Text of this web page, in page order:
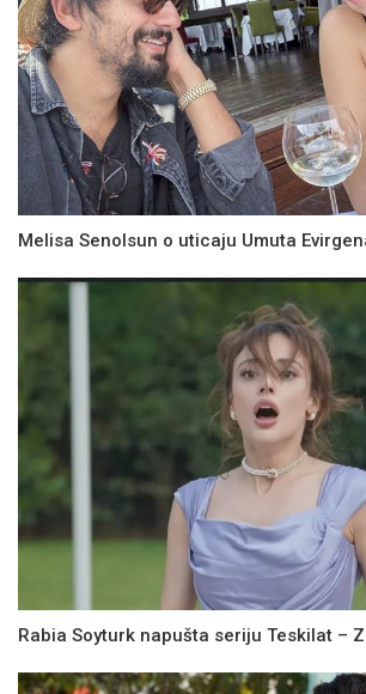
Melisa Senolsun o uticaju Umuta
Rabia Soyturk napušta seriju Teskilat –